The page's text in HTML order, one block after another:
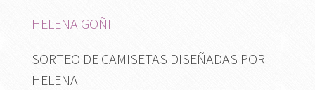
HELENA GOÑI
SORTEO DE CAMISETAS DISEÑADAS POR
HELENA